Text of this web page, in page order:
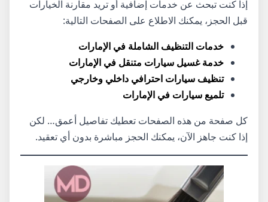
إذا كنت تبحث عن خدمات إضافية أو تريد مقارنة الخيارات
قبل الحجز، يمكنك الاطلاع على الصفحات التالية:
خدمات التنظيف الشاملة في الإمارات
خدمة غسيل سيارات متنقل في الإمارات
تنظيف سيارات احترافي داخلي وخارجي
تلميع سيارات في الإمارات
كل صفحة من هذه الصفحات تعطيك تفاصيل أعمق… لكن
إذا كنت جاهز الآن، يمكنك الحجز مباشرة بدون أي تعقيد.